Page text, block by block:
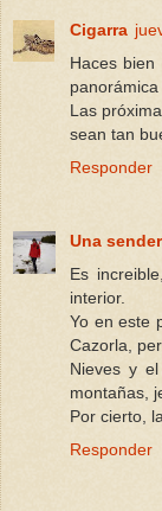
Cigarra
Haces
Las
sean tan
Responder
Una
Es
interior.
Yo en este
Cazorla,
Nieves y
montañas,
Por cierto,
Responder